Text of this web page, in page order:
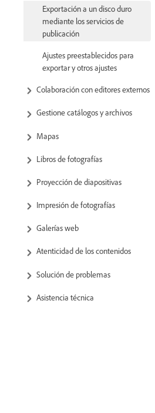
Exportación a un disco duro
mediante los servicios de
publicación
Ajustes preestablecidos para
exportar y otros ajustes
Colaboración con editores externos
Gestione catálogos y archivos
Mapas
Libros de fotografías
Proyección de diapositivas
Impresión de fotografías
Galerías web
Atenticidad de los contenidos
Solución de problemas
Asistencia técnica